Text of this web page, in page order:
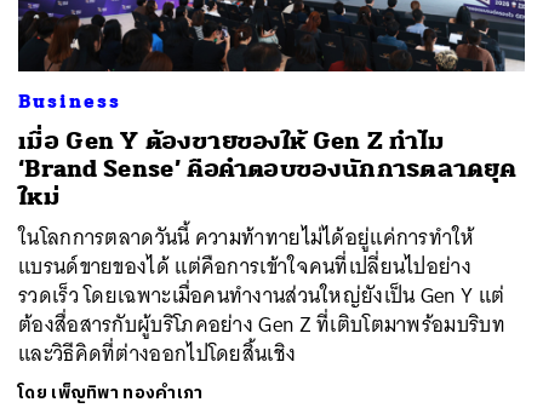
Business
เมื่อ Gen Y ต้องขายของให้ Gen Z ทำไม
‘Brand Sense’ คือคำตอบของนักการตลาดยุค
ใหม่
ในโลกการตลาดวันนี้ ความท้าทายไม่ได้อยู่แค่การทำให้
แบรนด์ขายของได้ แต่คือการเข้าใจคนที่เปลี่ยนไปอย่าง
รวดเร็ว โดยเฉพาะเมื่อคนทำงานส่วนใหญ่ยังเป็น Gen Y แต่
ต้องสื่อสารกับผู้บริโภคอย่าง Gen Z ที่เติบโตมาพร้อมบริบท
และวิธีคิดที่ต่างออกไปโดยสิ้นเชิง
โดย เพ็ญทิพา ทองคำเภา